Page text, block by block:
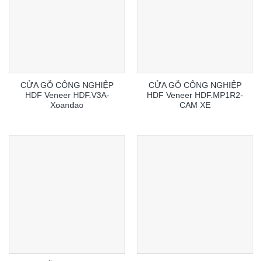
CỬA GỖ CÔNG NGHIỆP
HDF Veneer HDF.V3A-
Xoandao
CỬA GỖ CÔNG NGHIỆP
HDF Veneer HDF.MP1R2-
CAM XE